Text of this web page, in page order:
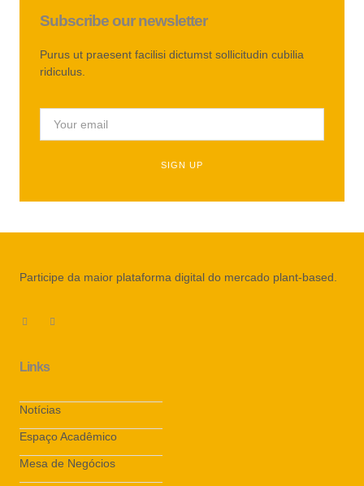
Subscribe our newsletter
Purus ut praesent facilisi dictumst sollicitudin cubilia
ridiculus.
SIGN UP
Participe da maior plataforma digital do mercado plant-based.
Links
Notícias
Espaço Acadêmico
Mesa de Negócios